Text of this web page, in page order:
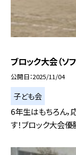
ブロック大会（ソ
公開日 2025/11/04
子ども会
6年生はもちろん，
す！ブロック大会優